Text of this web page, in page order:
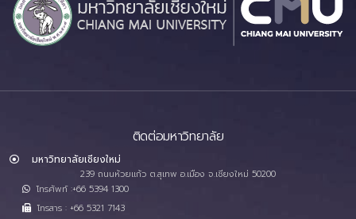
ติดต่อมหาวิทยาลัย
มหาวิทยาลัยเชียงใหม่
239 ถนนห้วยแก้ว ต.สุเทพ อ.เมือง จ.เชียงใหม่ 50200
โทรศัพท์ :+66 5394 1300
โทรสาร : +66 5321 7143